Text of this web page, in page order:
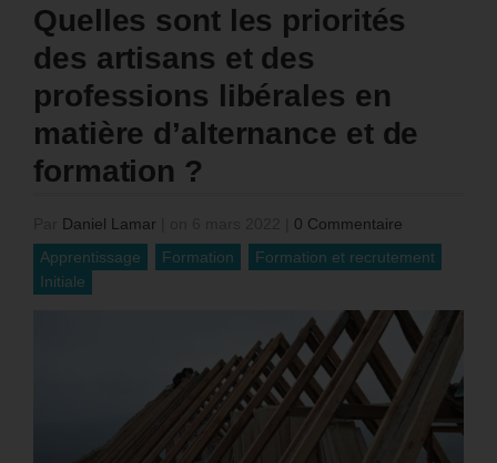
Quelles sont les priorités
des artisans et des
professions libérales en
matière d’alternance et de
formation ?
Daniel Lamar
0 Commentaire
Apprentissage
Formation
Formation et recrutement
Initiale